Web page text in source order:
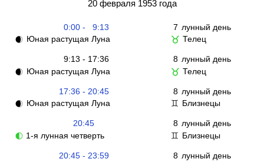
20 февраля 1953 года
0:00 - 9:13 7 лунный день
🌒 Юная растущая Луна ♉ Телец
9:13 - 17:36 8 лунный день
🌒 Юная растущая Луна ♉ Телец
17:36 - 20:45 8 лунный день
🌒 Юная растущая Луна ♊ Близнецы
20:45 8 лунный день
🌓 1-я лунная четверть ♊ Близнецы
20:45 - 23:59 8 лунный день